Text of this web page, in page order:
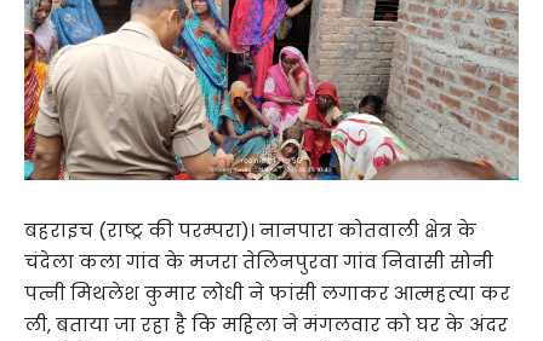
बहराइच (राष्ट्र की परम्परा)। नानपारा कोतवाली क्षेत्र के
चंदेला कला गांव के मजरा तेलिनपुरवा गांव निवासी सोनी
पत्नी मिथलेश कुमार लोधी ने फांसी लगाकर आत्महत्या कर
ली, बताया जा रहा है कि महिला ने मंगलवार को घर के अंदर